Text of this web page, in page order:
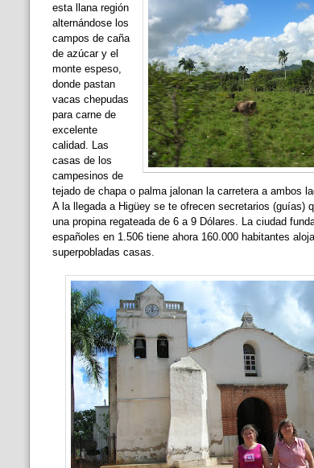
esta llana región
alternándose los
campos de caña
de azúcar y el
monte espeso,
donde pastan
vacas chepudas
para carne de
excelente
calidad. Las
casas de los
campesinos de
tejado de chapa o palma jalonan la carretera a ambos
A la llegada a Higüey se te ofrecen secretarios (guías)
una propina regateada de 6 a 9 Dólares. La ciudad
españoles en 1.506 tiene ahora 160.000 habitantes
superpobladas casas.